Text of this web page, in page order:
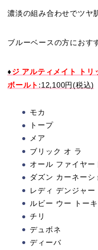
濃淡の組み合わせでツヤ
ブルーベースの方におす
♦ジ アルティメイト ト
ボールト :12,100円(税込)
モカ
トープ
メア
ブリック オ ラ
オール ファイヤー
ダズン カーネーシ
レディ デンジャー
ルビー ウー トー
チリ
デュボネ
ディーバ